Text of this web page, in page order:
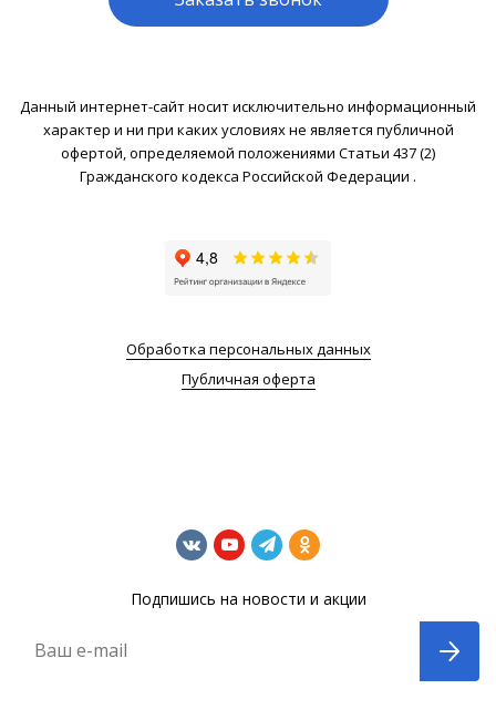
Данный интернет-сайт носит исключительно информационный
характер и ни при каких условиях не является публичной
офертой, определяемой положениями Статьи 437 (2)
Гражданского кодекса Российской Федерации .
Обработка персональных данных
Публичная оферта
Подпишись на новости и акции
Ваш e-mail